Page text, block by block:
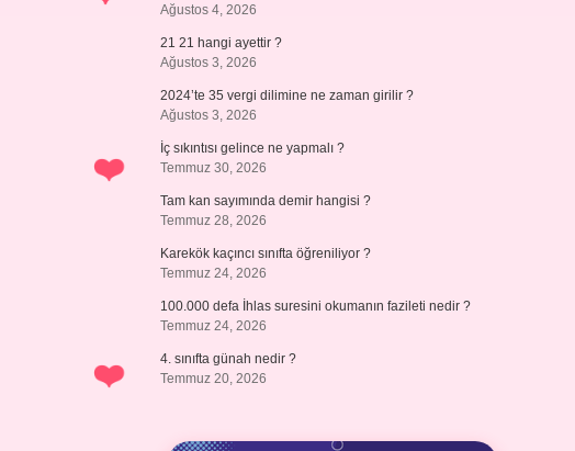
Ağustos 4, 2026
21 21 hangi ayettir ?
Ağustos 3, 2026
2024’te 35 vergi dilimine ne zaman girilir ?
Ağustos 3, 2026
İç sıkıntısı gelince ne yapmalı ?
Temmuz 30, 2026
Tam kan sayımında demir hangisi ?
Temmuz 28, 2026
Karekök kaçıncı sınıfta öğreniliyor ?
Temmuz 24, 2026
100.000 defa İhlas suresini okumanın fazileti nedir ?
Temmuz 24, 2026
4. sınıfta günah nedir ?
Temmuz 20, 2026